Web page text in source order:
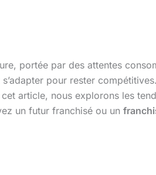
portée par des attentes
pour rester
article, nous explorons les
un futur franchisé ou un